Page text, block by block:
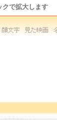
クで拡大します